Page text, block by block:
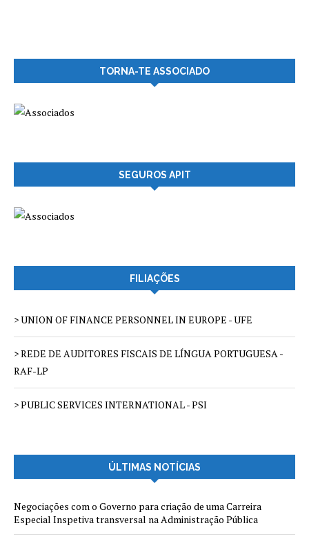
TORNA-TE ASSOCIADO
SEGUROS APIT
FILIAÇÕES
> UNION OF FINANCE PERSONNEL IN EUROPE - UFE
> REDE DE AUDITORES FISCAIS DE LÍNGUA PORTUGUESA -
RAF-LP
> PUBLIC SERVICES INTERNATIONAL - PSI
ÚLTIMAS NOTÍCIAS
Negociações com o Governo para criação de uma Carreira
Especial Inspetiva transversal na Administração Pública